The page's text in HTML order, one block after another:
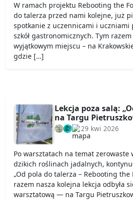
W ramach projektu Rebooting the
do talerza przed nami kolejne, już
spotkanie z uczennicami i uczniami
szkół gastronomicznych. Tym
wyjątkowym miejscu – na
gdzie […]
Lekcja poza salą:
na Targu
29 kwi 2026
Po warsztatach na temat zerowaste
dzikich roślinach jadalnych,
„Od pola do talerza – Rebooting the
razem nasza kolejna lekcja odbyła
warsztatową — na Targu